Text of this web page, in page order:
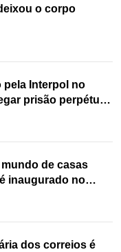
o corpo
pela Interpol no
prisão perpétua
de casas
inaugurado no
dos correios é